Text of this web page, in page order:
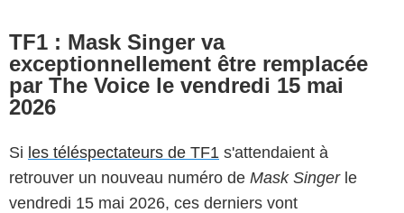
TF1 : Mask Singer va
exceptionnellement être remplacée
par The Voice le vendredi 15 mai
2026
Si les téléspectateurs de TF1 s'attendaient à
retrouver un nouveau numéro de Mask Singerle
vendredi 15 mai 2026, ces derniers vont